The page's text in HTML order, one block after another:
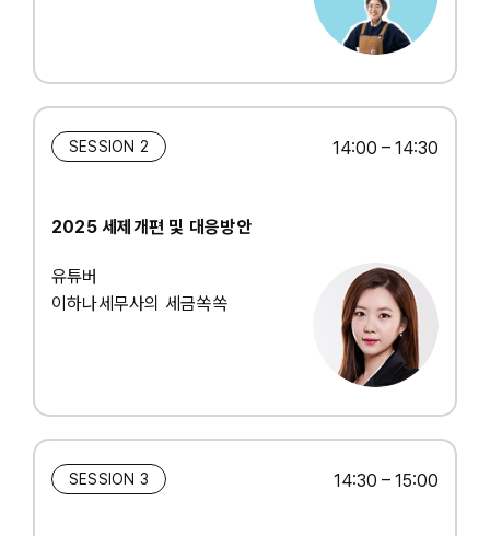
SESSION 2 14:00 – 14:30
2025 세제개편 및 대응방안
유튜버
이하나세무사의 세금쏙쏙
SESSION 3 14:30 – 15:00